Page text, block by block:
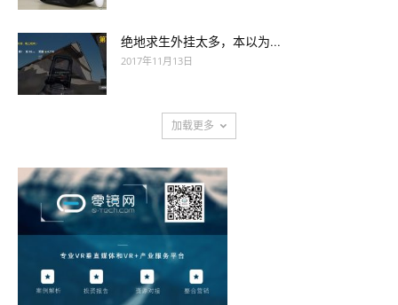
绝地求生外挂太多，本以为...
2017年11月13日
加载更多